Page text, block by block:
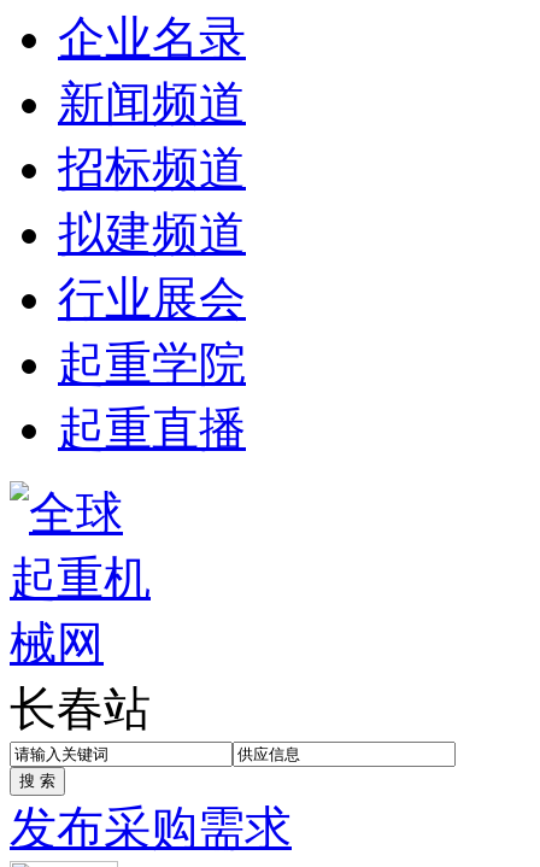
企业名录
新闻频道
招标频道
拟建频道
行业展会
起重学院
起重直播
长春站
发布采购需求